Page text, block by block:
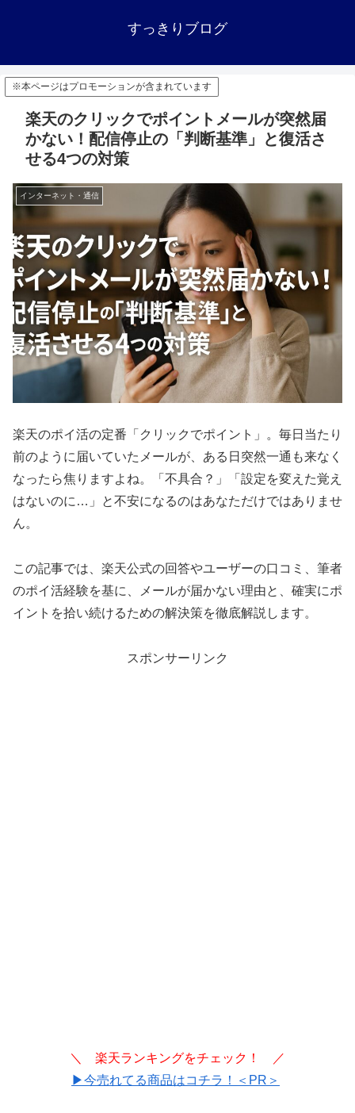
すっきりブログ
※本ページはプロモーションが含まれています
楽天のクリックでポイントメールが突然届
かない！配信停止の「判断基準」と復活さ
せる4つの対策
インターネット・通信
楽天のポイ活の定番「クリックでポイント」。毎日当たり
前のように届いていたメールが、ある日突然一通も来なく
なったら焦りますよね。「不具合？」「設定を変えた覚え
はないのに…」と不安になるのはあなただけではありませ
ん。
この記事では、楽天公式の回答やユーザーの口コミ、筆者
のポイ活経験を基に、メールが届かない理由と、確実にポ
イントを拾い続けるための解決策を徹底解説します。
スポンサーリンク
＼ 楽天ランキングをチェック！ ／
▶今売れてる商品はコチラ！＜PR＞